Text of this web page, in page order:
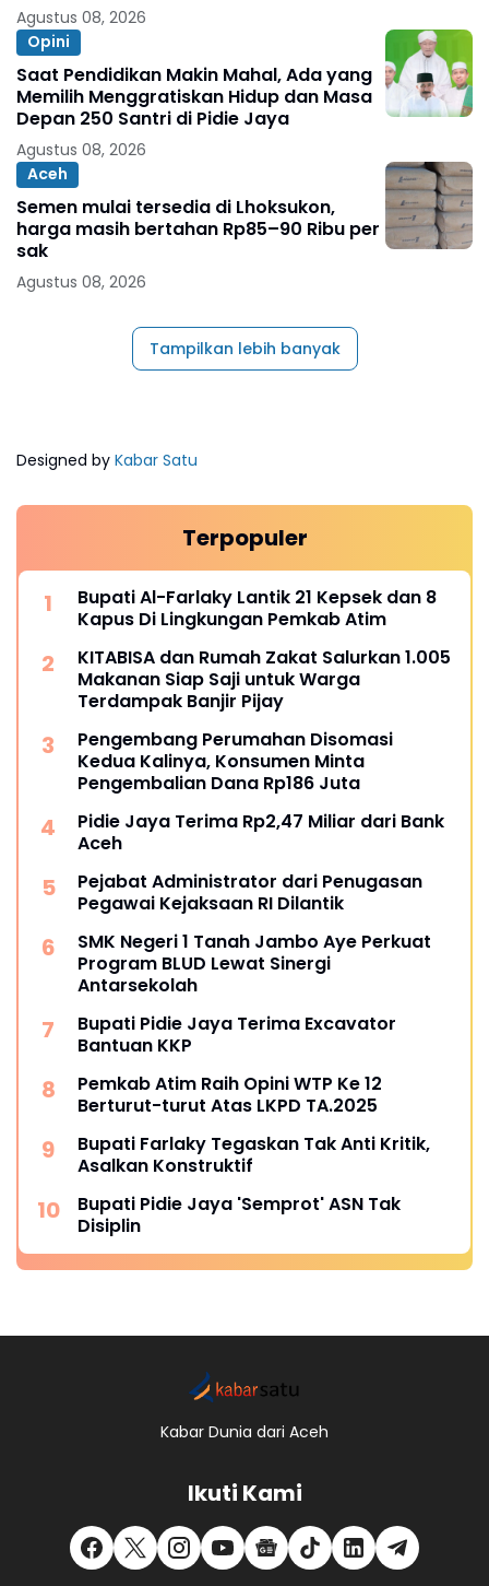
Agustus 08, 2026
Opini
Saat Pendidikan Makin Mahal, Ada yang
Memilih Menggratiskan Hidup dan Masa
Depan 250 Santri di Pidie Jaya
Agustus 08, 2026
Aceh
Semen mulai tersedia di Lhoksukon,
harga masih bertahan Rp85–90 Ribu per
sak
Agustus 08, 2026
Tampilkan lebih banyak
Designed by Kabar Satu
Terpopuler
Bupati Al-Farlaky Lantik 21 Kepsek dan 8
Kapus Di Lingkungan Pemkab Atim
KITABISA dan Rumah Zakat Salurkan 1.005
Makanan Siap Saji untuk Warga
Terdampak Banjir Pijay
Pengembang Perumahan Disomasi
Kedua Kalinya, Konsumen Minta
Pengembalian Dana Rp186 Juta
Pidie Jaya Terima Rp2,47 Miliar dari Bank
Aceh
Pejabat Administrator dari Penugasan
Pegawai Kejaksaan RI Dilantik
SMK Negeri 1 Tanah Jambo Aye Perkuat
Program BLUD Lewat Sinergi
Antarsekolah
Bupati Pidie Jaya Terima Excavator
Bantuan KKP
Pemkab Atim Raih Opini WTP Ke 12
Berturut-turut Atas LKPD TA.2025
Bupati Farlaky Tegaskan Tak Anti Kritik,
Asalkan Konstruktif
Bupati Pidie Jaya 'Semprot' ASN Tak
Disiplin
Kabar Dunia dari Aceh
Ikuti Kami